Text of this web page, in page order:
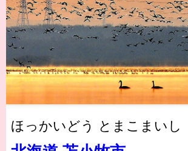
ほっかいどう とまこまいし